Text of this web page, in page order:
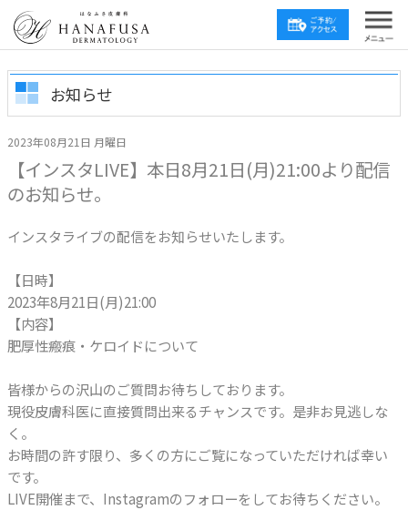
お知らせ
2023年08月21日 月曜日
【インスタLIVE】本日8月21日(月)21:00より配信
のお知らせ。
インスタライブの配信をお知らせいたします。
【日時】
2023年8月21日(月)21:00
【内容】
肥厚性瘢痕・ケロイドについて
皆様からの沢山のご質問お待ちしております。
現役皮膚科医に直接質問出来るチャンスです。是非お見逃しな
く。
お時間の許す限り、多くの方にご覧になっていただければ幸い
です。
LIVE開催まで、Instagramのフォローをしてお待ちください。